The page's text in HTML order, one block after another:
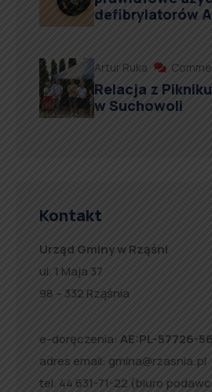
defibrylatorów
Artur Ruka
Relacja z
w Suchowoli
Kontakt
Urząd Gminy w Rząśni
ul. 1 Maja 37
98 – 332 Rząśnia
e-doręczenia: AE:PL-57726-
adres email: gmina@rzasnia.pl
tel. 44 631-71-22 (biuro